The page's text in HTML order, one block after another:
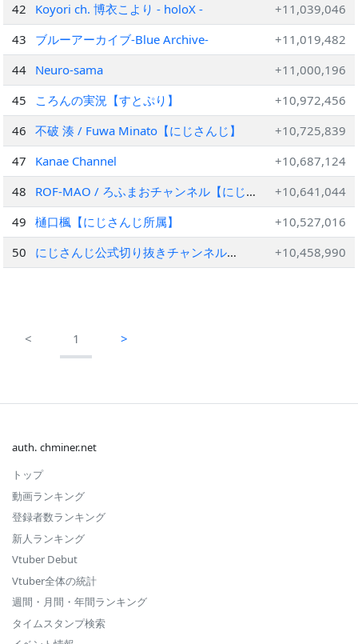
42
Koyori ch. 博衣こより - holoX -
+11,039,046
43
ブルーアーカイブ-Blue Archive-
+11,019,482
44 Neuro-sama
+11,000,196
45
ころんの実況【すとぷり】
+10,972,456
46
不破 湊 / Fuwa Minato【にじさんじ】
+10,725,839
47
Kanae Channel
+10,687,124
48
ROF-MAO / ろふまおチャンネル【にじ
さんじ】
+10,641,044
49
樋口楓【にじさんじ所属】
+10,527,016
50
にじさんじ公式切り抜きチャンネル
【NIJISANJI Official Best Moments】
+10,458,990
< 1 >
auth. chminer.net
トップ
動画ランキング
登録者数ランキング
新人ランキング
Vtuber Debut
Vtuber全体の統計
週間・月間・年間ランキング
タイムスタンプ検索